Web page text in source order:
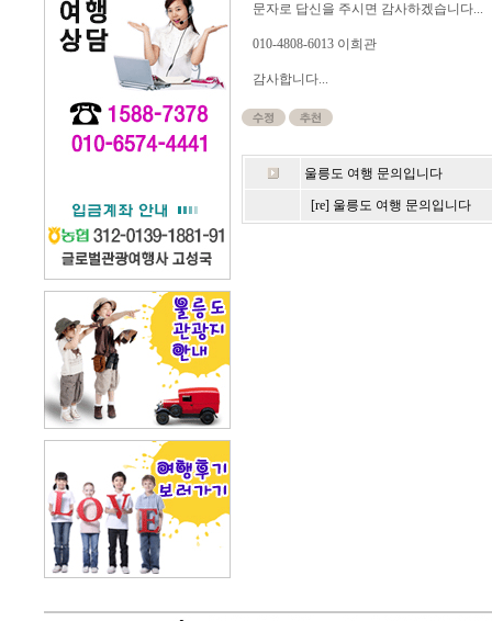
문자로 답신을 주시면 감사하겠습니다...
010-4808-6013 이희관
감사합니다...
울릉도 여행 문의입니다
[re] 울릉도 여행 문의입니다